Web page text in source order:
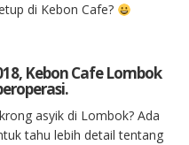
di Kebon Cafe?
Kebon Cafe Lombok
asyik di Lombok? Ada
tahu lebih detail tentang